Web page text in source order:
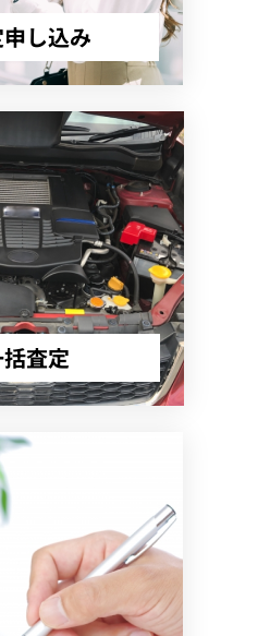
し込み
査定